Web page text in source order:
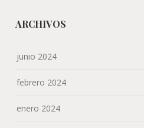
ARCHIVOS
junio 2024
febrero 2024
enero 2024